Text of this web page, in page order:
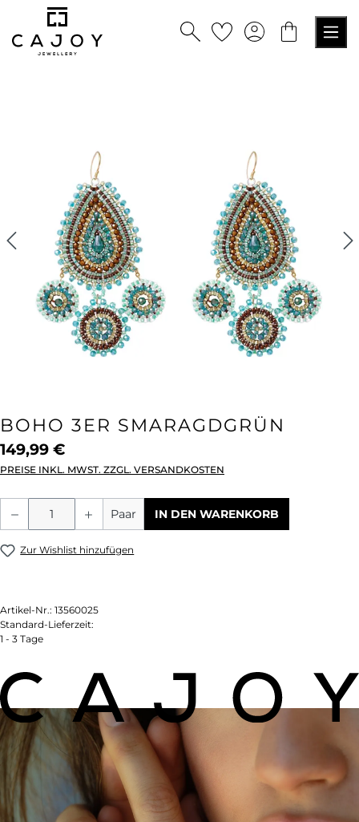
springen
BOHO 3ER SMARAGDGRÜN
149,99 €
PREISE INKL. MWST. ZZGL. VERSANDKOSTEN
Produkt Anzahl: Gib den gewünschten
Paar IN DEN WARENKORB
Zur Wishlist hinzufügen
Artikel-Nr.: 13560025
Standard-Lieferzeit:
1 - 3 Tage